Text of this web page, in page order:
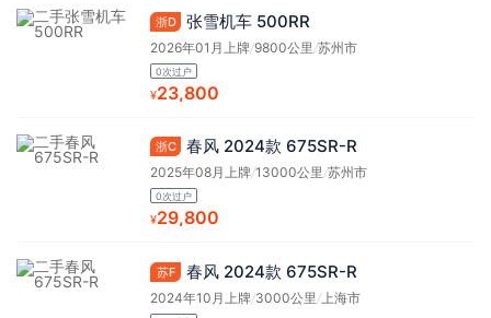
浙D 张雪机车 500RR
2026年01月上牌/9800公里 /苏州市
0次过户
¥23,800
浙C 春风 2024款 675SR-R
2025年08月上牌/13000公里/苏州市
0次过户
¥29,800
苏F 春风 2024款 675SR-R
2024年10月上牌/3000公里/上海市